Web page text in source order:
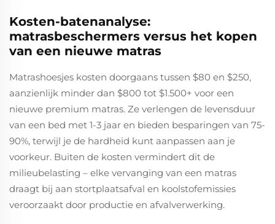
Kosten-batenanalyse:
matrasbeschermers versus het kopen
van een nieuwe matras
Matrashoesjes kosten doorgaans tussen $80 en $250,
aanzienlijk minder dan $800 tot $1.500+ voor een
nieuwe premium matras. Ze verlengen de levensduur
van een bed met 1-3 jaar en bieden besparingen van 75-
90%, terwijl je de hardheid kunt aanpassen aan je
voorkeur. Buiten de kosten vermindert dit de
milieubelasting – elke vervanging van een matras
draagt bij aan stortplaatsafval en koolstofemissies
veroorzaakt door productie en afvalverwerking.